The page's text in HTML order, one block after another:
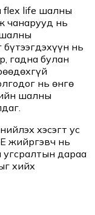
flex life шалны
чанарууд нь
нь
гадна булан
нь өнгө
шалны
хэсэгт ус
жийргэвч нь
дараа
хийх